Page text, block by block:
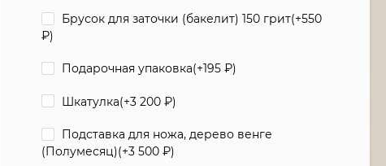
Брусок для заточки (бакелит) 150 грит(+550
₽)
Подарочная упаковка(+195₽)
Шкатулка(+3 200₽)
Подставка для ножа, дерево венге
(Полумесяц)(+3 500₽)